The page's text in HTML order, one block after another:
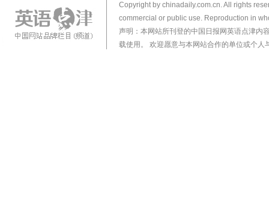
Copyright by chinadaily.com.cn. All rights
commercial or public use. Reproduction in
声明：本网站所刊登的中国日报网英语点津内
载使用。 欢迎愿意与本网站合作的单位或个人